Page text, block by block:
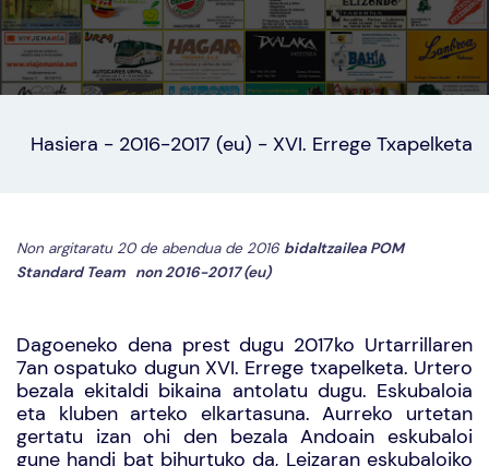
Hasiera - 2016-2017 (eu) - XVI. Errege Txapelketa
Non argitaratu 20 de abendua de 2016 bidaltzailea POM
Standard Team non2016-2017 (eu)
Dagoeneko dena prest dugu 2017ko Urtarrillaren
7an ospatuko dugun XVI. Errege txapelketa. Urtero
bezala ekitaldi bikaina antolatu dugu. Eskubaloia
eta kluben arteko elkartasuna.Aurreko urtetan
gertatu izan ohi den bezala Andoain eskubaloi
gune handi bat bihurtuko da, Leizaran eskubaloiko